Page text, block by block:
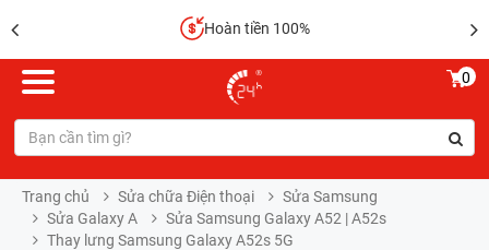
Hoàn tiền 100%
0
Trang chủ Sửa chữa Điện thoại
Sửa Samsung
Sửa Galaxy A
Sửa Samsung Galaxy A52 | A52s
Thay lưng Samsung Galaxy A52s 5G